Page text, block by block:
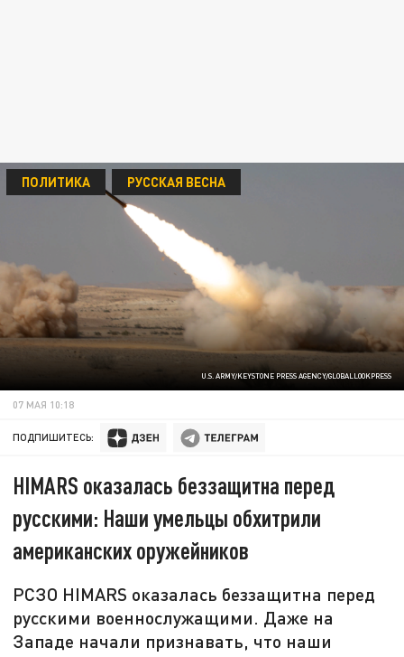
U.S. ARMY/KEYSTONE PRESS AGENCY/GLOBALLOOKPRESS
ПОЛИТИКА РУССКАЯ ВЕСНА
07 МАЯ 10:18
ПОДПИШИТЕСЬ:
HIMARS оказалась беззащитна перед
русскими: Наши умельцы обхитрили
американских оружейников
РСЗО HIMARS оказалась беззащитна перед
русскими военнослужащими. Даже на
Западе начали признавать, что наши